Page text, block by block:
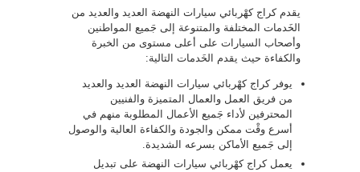
يقدم كراج كهْربائي سيارات النهضة العديد والعديد من
الخَدمات المختلفة والمتنوعة إلى جَميع المواطنين
وأصحاب السيارات على أعلى مستوى من الخبرة
والكفاءة حيث يقدم الخَدمات التالية:
يوفر كراج كهْربائي سيارات النهضة العديد والعديد
من فريق العمل والعمال المتميزة والفنيين
المحترفين لأداء جَميع الأعمال المطلوبة منهم في
أسرع وقْت ممكن والجودة والكفاءة العالية والوصول
إلى جَميع الأماكن بسرعه الشديدة.
يعمل كراج كهْربائي سيارات النهضة على تبديل